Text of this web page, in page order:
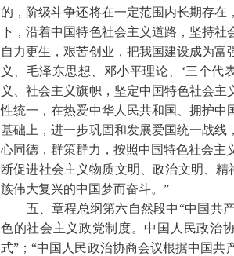
的，阶级斗争还将在一定范围内长期存
下，沿着中国特色社会主义道路，坚持
自力更生，艰苦创业，把我国建设成为
义、毛泽东思想、邓小平理论、‘三个
义、社会主义旗帜，坚定中国特色社会
性统一，在热爱中华人民共和国、拥护
基础上，进一步巩固和发展爱国统一战
心同德，群策群力，按照中国特色社会主
断促进社会主义物质文明、政治文明、
族伟大复兴的中国梦而奋斗。”
五、章程总纲第六自然段中“中国共产
色的社会主义政党制度。中国人民政治
式”；“中国人民政治协商会议根据中国共